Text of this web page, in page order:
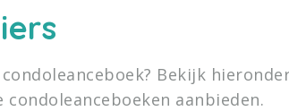
Bekijk
aanbieden.